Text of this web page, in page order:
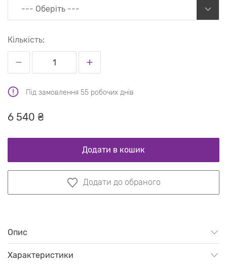
--- Оберіть ---
Кількість:
Під замовлення 55 робочих днів
6 540 ₴
Додати в кошик
Додати до обраного
Опис
Характеристики